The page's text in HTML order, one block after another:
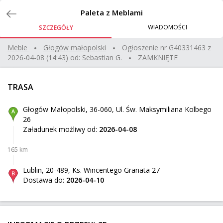
Zlecenia
Paleta z Meblami
SZCZEGÓŁY WIADOMOŚCI
Meble głogów małopolski Ogłoszenie nr G40331463 z
2026-04-08 (14:43) od: Sebastian G. ZAMKNIĘTE
TRASA
Głogów Małopolski, 36-060, Ul. Św. Maksymiliana Kolbego
26
Załadunek możliwy od: 2026-04-08
165 km
Lublin, 20-489, Ks. Wincentego Granata 27
Dostawa do: 2026-04-10
Mercedes Vito Long
Berlin
volvo xc60
Do: Kudelczyn
Sprzęt AGD palet + wózek do rozładunku
Z: Sokołów